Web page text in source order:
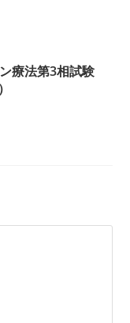
療法第3相試験